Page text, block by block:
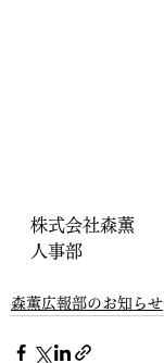
株式会社森薫
人事部
森薫広報部のお知らせ